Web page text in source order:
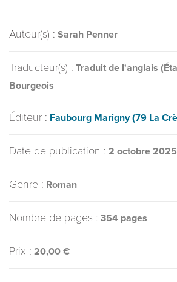
Auteur(s) : Sarah Penner
Traducteur(s) : Traduit de l'anglais
Bourgeois
Éditeur : Faubourg Marigny (79 La
Date de publication : 2 octobre 2025
Genre : Roman
Nombre de pages : 354 pages
Prix : 20,00 €